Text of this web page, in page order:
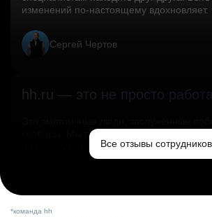
изменений по‑настоящему вдохновляет.
Сергей Чертов
hh.ru — это не просто работа
свободы. Мы помогаем миру и создаём
по поиску работы в стране.Все отзывы сотрудников
*команда hh